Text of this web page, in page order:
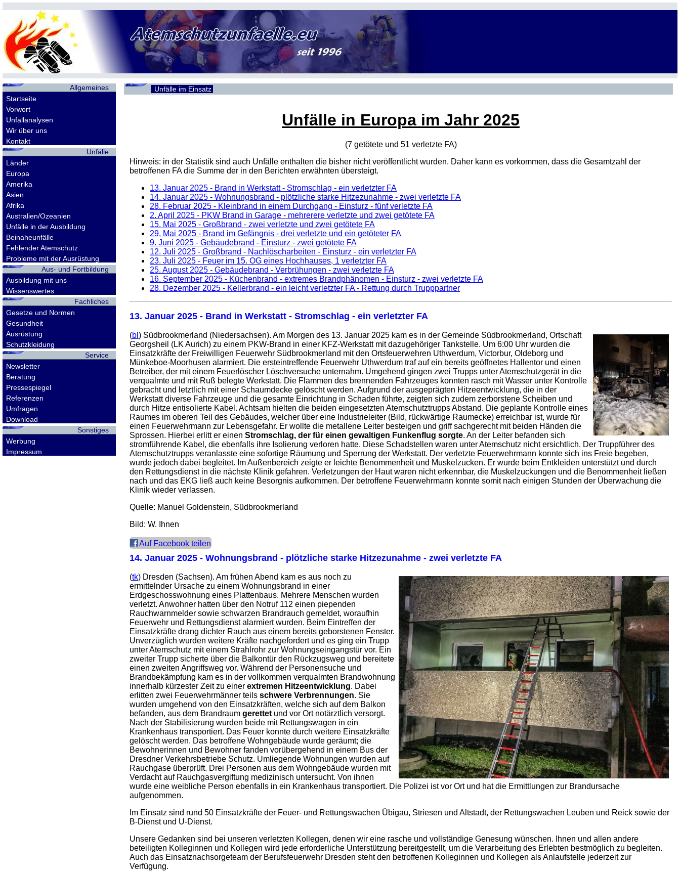
Allgemeines
Startseite
Vorwort
Unfallanalysen
Wir über uns
Kontakt
Unfälle
Länder
Europa
Amerika
Asien
Afrika
Australien/Ozeanien
Unfälle in der Ausbildung
Beinaheunfälle
Fehlender Atemschutz
Probleme mit der Ausrüstung
Aus- und Fortbildung
Ausbildung mit uns
Wissenswertes
Fachliches
Gesetze und Normen
Gesundheit
Ausrüstung
Schutzkleidung
Service
Newsletter
Beratung
Pressespiegel
Referenzen
Umfragen
Download
Sonstiges
Werbung
Impressum
Unfälle im Einsatz
Unfälle in Europa im Jahr 2025
(7 getötete und 51 verletzte FA)
Hinweis: in der Statistik sind auch Unfälle enthalten die bisher nicht veröffentlicht wurden. Daher kann es vorkommen, dass die Gesamtzahl der
betroffenen FAdie Summe der in den Berichten erwähnten übersteigt.
13. Januar 2025 - Brand in Werkstatt - Stromschlag - ein verletzter FA
14. Januar 2025 - Wohnungsbrand - plötzliche starke Hitzezunahme - zwei verletzte FA
28. Februar 2025 - Kleinbrand in einem Durchgang - Einsturz - fünf verletzte FA
2. April 2025 - PKW Brand in Garage - mehrerere verletzte und zwei getötete FA
15. Mai 2025 - Großbrand - zwei verletzte und zwei getötete FA
29. Mai 2025 - Brand im Gefängnis - drei verletzte und ein getöteter FA
9. Juni 2025 - Gebäudebrand - Einsturz - zwei getötete FA
12. Juli 2025 - Großbrand - Nachlöscharbeiten - Einsturz - ein verletzter FA
23. Juli 2025 - Feuer im 15. OG eines Hochhauses, 1 verletzter FA
25. August 2025 - Gebäudebrand - Verbrühungen - zwei verletzte FA
16. September 2025 - Küchenbrand - extremes Brandphänomen - Einsturz - zwei verletzte FA
28. Dezember 2025 - Kellerbrand - ein leicht verletzter FA - Rettung durch Trupppartner
13. Januar 2025 - Brand in Werkstatt - Stromschlag - ein verletzter FA
(bl ) Südbrookmerland (Niedersachsen). Am Morgen des 13. Januar 2025 kam es in der Gemeinde Südbrookmerland, Ortschaft
Georgsheil (LK Aurich) zu einem PKW-Brand in einer KFZ-Werkstatt mit dazugehöriger Tankstelle. Um 6:00 Uhr wurden die
Einsatzkräfte der Freiwilligen Feuerwehr Südbrookmerland mit den Ortsfeuerwehren Uthwerdum, Victorbur, Oldeborg und
Münkeboe-Moorhusen alarmiert. Die ersteintreffende Feuerwehr Uthwerdum traf auf ein bereits geöffnetes Hallentor und einen
Betreiber, der mit einem Feuerlöscher Löschversuche unternahm. Umgehend gingen zwei Trupps unter Atemschutzgerät in die
verqualmte und mit Ruß belegte Werkstatt. Die Flammen des brennenden Fahrzeuges konnten rasch mit Wasser unter Kontrolle
gebracht und letztlich mit einer Schaumdecke gelöscht werden. Aufgrund der ausgeprägten Hitzeentwicklung, die in der
Werkstatt diverse Fahrzeuge und die gesamte Einrichtung in Schaden führte, zeigten sich zudem zerborstene Scheiben und
durch Hitze entisolierte Kabel. Achtsam hielten die beiden eingesetzten Atemschutztrupps Abstand. Die geplante Kontrolle eines
Raumes im oberen Teil des Gebäudes, welcher über eine Industrieleiter (Bild, rückwärtige Raumecke) erreichbar ist, wurde für
einen Feuerwehrmann zur Lebensgefahr. Er wollte die metallene Leiter besteigen und griff sachgerecht mit beiden Händen die
Sprossen. Hierbei erlitt er einen Stromschlag, der für einen gewaltigen Funkenflug sorgte. An der Leiter befanden sich
stromführende Kabel, die ebenfalls ihre Isolierung verloren hatte. Diese Schadstellen waren unter Atemschutz nicht ersichtlich. Der Truppführer des
Atemschutztrupps veranlasste eine sofortige Räumung und Sperrung der Werkstatt. Der verletzte Feuerwehrmann konnte sich ins Freie begeben,
wurde jedoch dabei begleitet. Im Außenbereich zeigte er leichte Benommenheit und Muskelzucken. Er wurde beim Entkleiden unterstützt und durch
den Rettungsdienst in die nächste Klinik gefahren. Verletzungen der Haut waren nicht erkennbar, die Muskelzuckungen und die Benommenheit ließen
nach und das EKG ließ auch keine Besorgnis aufkommen. Der betroffene Feuerwehrmann konnte somit nach einigen Stunden der Überwachung die
Klinik wieder verlassen.
Quelle: Manuel Goldenstein, Südbrookmerland
Bild: W. Ihnen
Auf Facebook teilen
14. Januar 2025 - Wohnungsbrand - plötzliche starke Hitzezunahme - zwei verletzte FA
(tk) Dresden (Sachsen). Am frühen Abend kam es aus noch zu
ermittelnder Ursache zu einem Wohnungsbrand in einer
Erdgeschosswohnung eines Plattenbaus. Mehrere Menschen wurden
verletzt. Anwohner hatten über den Notruf 112 einen piependen
Rauchwarnmelder sowie schwarzen Brandrauch gemeldet, woraufhin
Feuerwehr und Rettungsdienst alarmiert wurden. Beim Eintreffen der
Einsatzkräfte drang dichter Rauch aus einem bereits geborstenen Fenster.
Unverzüglich wurden weitere Kräfte nachgefordert und es ging ein Trupp
unter Atemschutz mit einem Strahlrohr zur Wohnungseingangstür vor. Ein
zweiter Trupp sicherte über die Balkontür den Rückzugsweg und bereitete
einen zweiten Angriffsweg vor. Während der Personensuche und
Brandbekämpfung kam es in der vollkommen verqualmten Brandwohnung
innerhalb kürzester Zeit zu einer extremen Hitzeentwicklung. Dabei
erlitten zwei Feuerwehrmänner teils schwere Verbrennungen. Sie
wurden umgehend von den Einsatzkräften, welche sich auf dem Balkon
befanden, aus dem Brandraum gerettet und vor Ort notärztlich versorgt.
Nach der Stabilisierung wurden beide mit Rettungswagen in ein
Krankenhaus transportiert. Das Feuer konnte durch weitere Einsatzkräfte
gelöscht werden. Das betroffene Wohngebäude wurde geräumt; die
Bewohnerinnen und Bewohner fanden vorübergehend in einem Bus der
Dresdner Verkehrsbetriebe Schutz. Umliegende Wohnungen wurden auf
Rauchgase überprüft. Drei Personen aus dem Wohngebäude wurden mit
Verdacht auf Rauchgasvergiftung medizinisch untersucht. Von ihnen
wurde eine weibliche Person ebenfalls in ein Krankenhaus transportiert. Die Polizei ist vor Ort und hat die Ermittlungen zur Brandursache
aufgenommen.
Im Einsatz sind rund 50 Einsatzkräfte der Feuer- und Rettungswachen Übigau, Striesen und Altstadt, der Rettungswachen Leuben und Reick sowie der
B-Dienst und U-Dienst.
Unsere Gedanken sind bei unseren verletzten Kollegen, denen wir eine rasche und vollständige Genesung wünschen. Ihnen und allen andere
beteiligten Kolleginnen und Kollegen wird jede erforderliche Unterstützung bereitgestellt, um die Verarbeitung des Erlebten bestmöglich zu begleiten.
Auch das Einsatznachsorgeteam der Berufsfeuerwehr Dresden steht den betroffenen Kolleginnen und Kollegen als Anlaufstelle jederzeit zur
Verfügung.